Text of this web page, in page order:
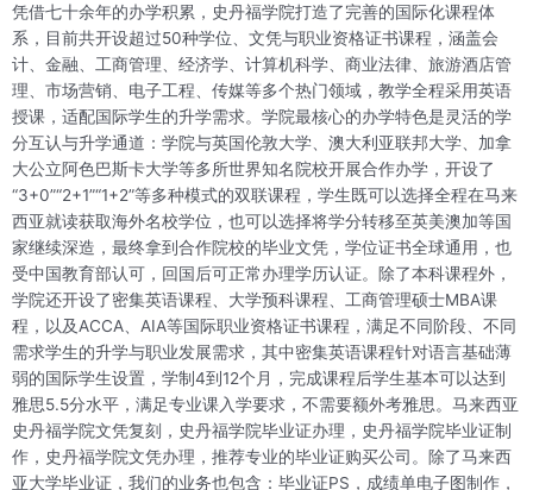
凭借七十余年的办学积累，史丹福学院打造了完善的国际化课程体
系，目前共开设超过50种学位、文凭与职业资格证书课程，涵盖会
计、金融、工商管理、经济学、计算机科学、商业法律、旅游酒店管
理、市场营销、电子工程、传媒等多个热门领域，教学全程采用英语
授课，适配国际学生的升学需求。学院最核心的办学特色是灵活的学
分互认与升学通道：学院与英国伦敦大学、澳大利亚联邦大学、加拿
大公立阿色巴斯卡大学等多所世界知名院校开展合作办学，开设了
“3+0”“2+1”“1+2”等多种模式的双联课程，学生既可以选择全程在马来
西亚就读获取海外名校学位，也可以选择将学分转移至英美澳加等国
家继续深造，最终拿到合作院校的毕业文凭，学位证书全球通用，也
受中国教育部认可，回国后可正常办理学历认证。除了本科课程外，
学院还开设了密集英语课程、大学预科课程、工商管理硕士MBA课
程，以及ACCA、AIA等国际职业资格证书课程，满足不同阶段、不同
需求学生的升学与职业发展需求，其中密集英语课程针对语言基础薄
弱的国际学生设置，学制4到12个月，完成课程后学生基本可以达到
雅思5.5分水平，满足专业课入学要求，不需要额外考雅思。马来西亚
史丹福学院文凭复刻，史丹福学院毕业证办理，史丹福学院毕业证制
作，史丹福学院文凭办理，推荐专业的毕业证购买公司。除了马来西
亚大学毕业证，我们的业务也包含：毕业证PS，成绩单电子图制作，